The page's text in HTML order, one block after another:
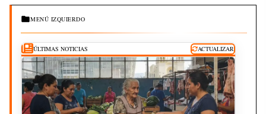
MENÚ IZQUIERDO
ÚLTIMAS NOTICIAS ACTUALIZAR